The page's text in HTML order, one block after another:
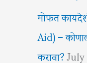
मोफत
Aid) –
करावा?